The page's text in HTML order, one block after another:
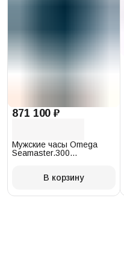
871 100 ₽
Мужские часы Omega
Seamaster.300
В корзину